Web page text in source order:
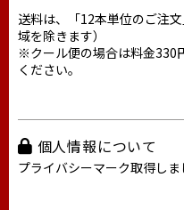
送料は、「12本単位のご注
域を除きます）
※クール便の場合は料金330
ください。
個人情報について
プライバシーマーク取得しま